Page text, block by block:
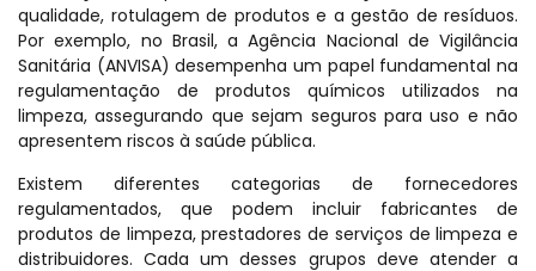
qualidade, rotulagem de produtos e a gestão de resíduos.
Por exemplo, no Brasil, a Agência Nacional de Vigilância
Sanitária (ANVISA) desempenha um papel fundamental na
regulamentação de produtos químicos utilizados na
limpeza, assegurando que sejam seguros para uso e não
apresentem riscos à saúde pública.
Existem diferentes categorias de fornecedores
regulamentados, que podem incluir fabricantes de
produtos de limpeza, prestadores de serviços de limpeza e
distribuidores. Cada um desses grupos deve atender a